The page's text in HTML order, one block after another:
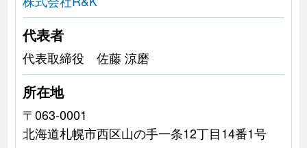
代表者
代表取締役 佐藤 涼磨
所在地
〒063-0001
北海道札幌市西区山の手一条12丁目14番1号